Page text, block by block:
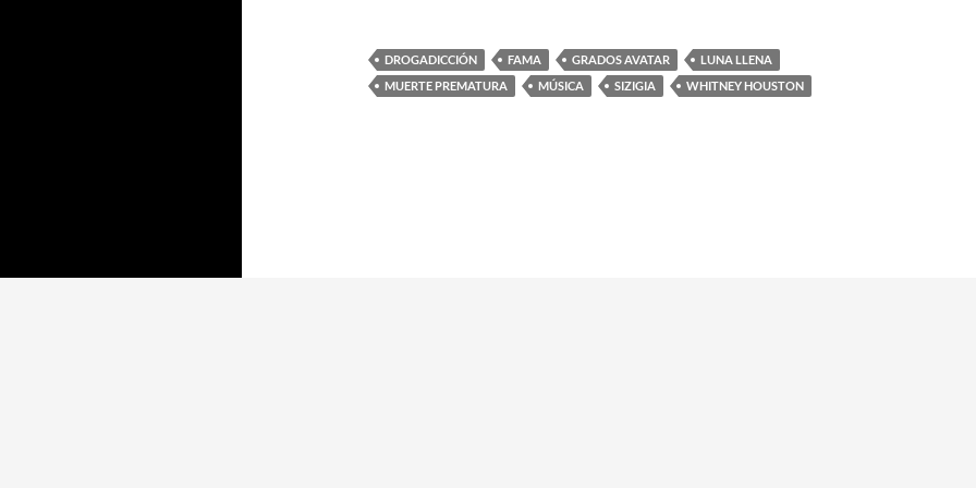
DROGADICCIÓN FAMA GRADOS AVATAR
LUNA LLENA
MUERTE PREMATURA
MÚSICA SIZIGIA WHITNEY HOUSTON